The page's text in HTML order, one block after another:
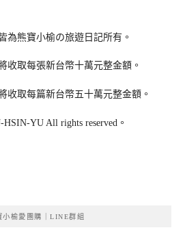
為熊寶小榆の旅遊日記所有。
收取每張新台幣十萬元整金額。
收取每篇新台幣五十萬元整金額。
YU All rights reserved。
小榆愛團購｜LINE群組